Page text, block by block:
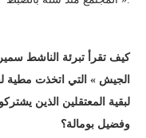
كيف تقرأ تبرئة الناشط
لبقية المعتقلين الذين
وفضيل بومالة؟